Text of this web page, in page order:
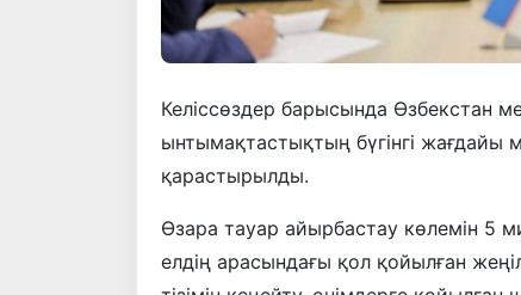
Келіссөздер барысында Өзбекстан
ынтымақтастықтың бүгінгі
қарастырылды.
Өзара тауар айырбастау көлемін 5
елдің арасындағы қол қойылған